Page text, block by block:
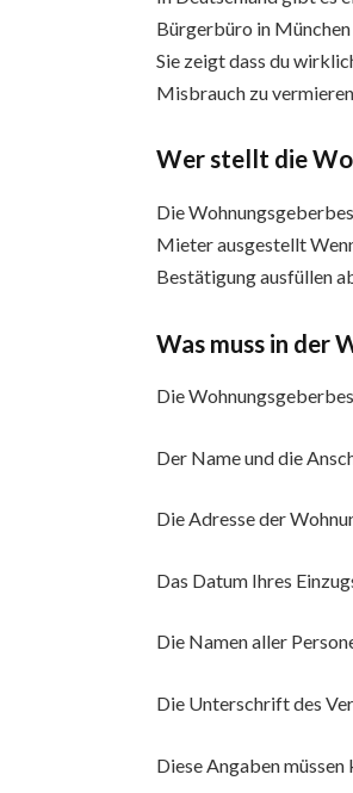
Bürgerbüro in
Sie zeigt dass du
Misbrauch zu
Wer stellt die
Die
Mieter ausgestellt
Bestätigung ausfüllen
Was muss in der
Die
Der Name und die
Die Adresse der
Das Datum Ihres
Die Namen aller
Die Unterschrift des
Diese Angaben